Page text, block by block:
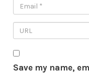
Save my name,